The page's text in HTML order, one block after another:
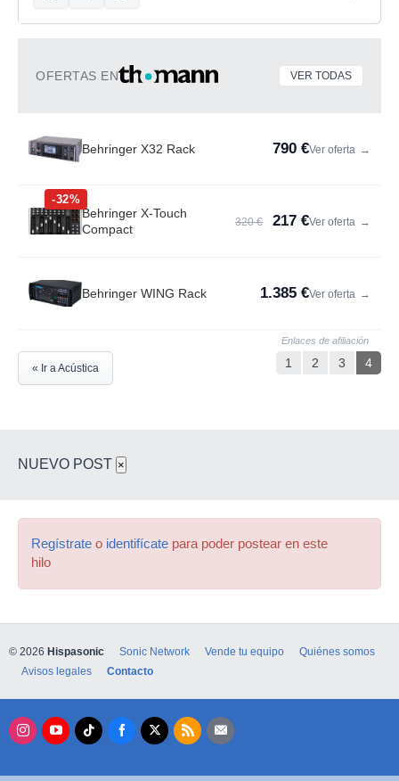
OFERTAS EN VER TODAS
Behringer X32 Rack 790 €Ver oferta →
-32%
Behringer X-Touch
Compact
320 € 217 €Ver oferta →
Behringer WING Rack 1.385 €Ver oferta →
Enlaces de afiliación
1 2 3 4
« Ir a Acústica
NUEVO POST ×
Regístrate o identifícate para poder postear en este
hilo
© 2026 Hispasonic Sonic Network Vende tu equipo
Quiénes somos
Avisos legales
Contacto